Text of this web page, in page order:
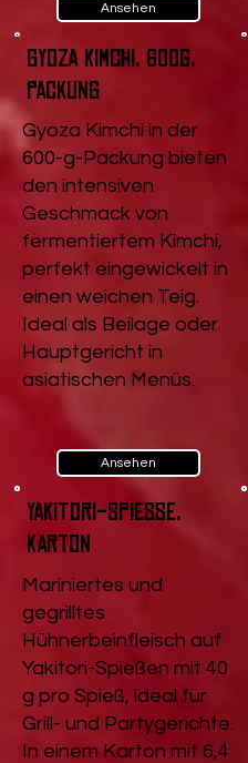
Ansehen
Gyoza Kimchi, 600g,
Packung
Gyoza Kimchi in der
600-g-Packung bieten
den intensiven
Geschmack von
fermentiertem Kimchi,
perfekt eingewickelt in
einen weichen Teig.
Ideal als Beilage oder
Hauptgericht in
asiatischen Menüs.
Ansehen
Yakitori-Spieße,
Karton
Mariniertes und
gegrilltes
Hühnerbeinfleisch auf
Yakitori-Spießen mit 40
g pro Spieß, ideal für
Grill- und Partygerichte.
In einem Karton mit 6,4